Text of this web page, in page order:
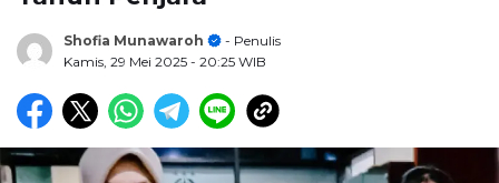
Shofia Munawaroh
- Penulis
Kamis, 29 Mei 2025 - 20:25 WIB